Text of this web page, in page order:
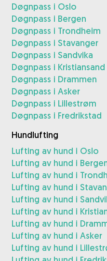
Døgnpass i Oslo
Døgnpass i Bergen
Døgnpass i Trondheim
Døgnpass i Stavanger
Døgnpass i Sandvika
Døgnpass i Kristiansand
Døgnpass i Drammen
Døgnpass i Asker
Døgnpass i Lillestrøm
Døgnpass i Fredrikstad
Hundlufting
Lufting av hund i Oslo
Lufting av hund i
Lufting av hund i
Lufting av hund i
Lufting av hund i
Lufting av hund i
Lufting av hund i
Lufting av hund i Asker
Lufting av hund i